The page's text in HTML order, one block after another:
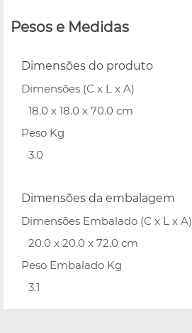
Pesos e Medidas
Dimensões do produto
Dimensões (C x L x A)
18.0 x 18.0 x 70.0 cm
Peso Kg
3.0
Dimensões da embalagem
Dimensões Embalado (C x L x A)
20.0 x 20.0 x 72.0 cm
Peso Embalado Kg
3.1